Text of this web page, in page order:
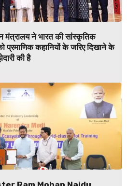
मंत्रालय ने भारत की सांस्कृतिक
प्रमाणिक कहानियों के जरिए दिखाने के
की है